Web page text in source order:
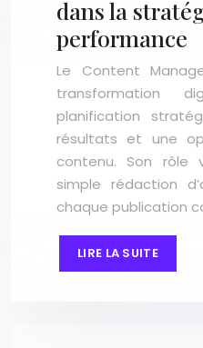
dans la
performance
Le Content
transformation
planification
résultats et une
contenu. Son
simple rédaction
chaque publication
LIRE LA SUITE